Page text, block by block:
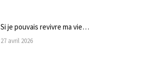
Si je pouvais revivre ma vie…
27 avril 2026